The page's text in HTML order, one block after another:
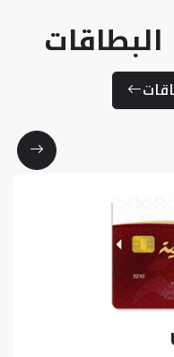
البطاقات